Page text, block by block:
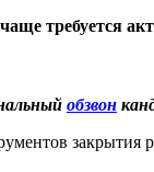
требуется
обзвон
закрытия